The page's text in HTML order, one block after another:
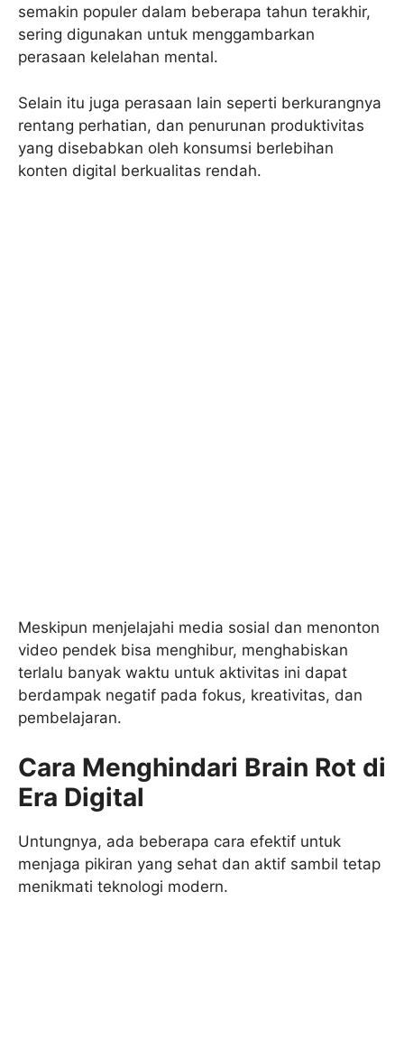
semakin populer dalam beberapa tahun terakhir,
sering digunakan untuk menggambarkan
perasaan kelelahan mental.
Selain itu juga perasaan lain seperti berkurangnya
rentang perhatian, dan penurunan produktivitas
yang disebabkan oleh konsumsi berlebihan
konten digital berkualitas rendah.
Meskipun menjelajahi media sosial dan menonton
video pendek bisa menghibur, menghabiskan
terlalu banyak waktu untuk aktivitas ini dapat
berdampak negatif pada fokus, kreativitas, dan
pembelajaran.
Cara Menghindari Brain Rot di
Era Digital
Untungnya, ada beberapa cara efektif untuk
menjaga pikiran yang sehat dan aktif sambil tetap
menikmati teknologi modern.